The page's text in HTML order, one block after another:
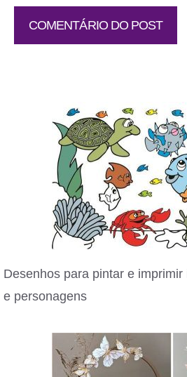
Desenhos para pintar e
e personagens